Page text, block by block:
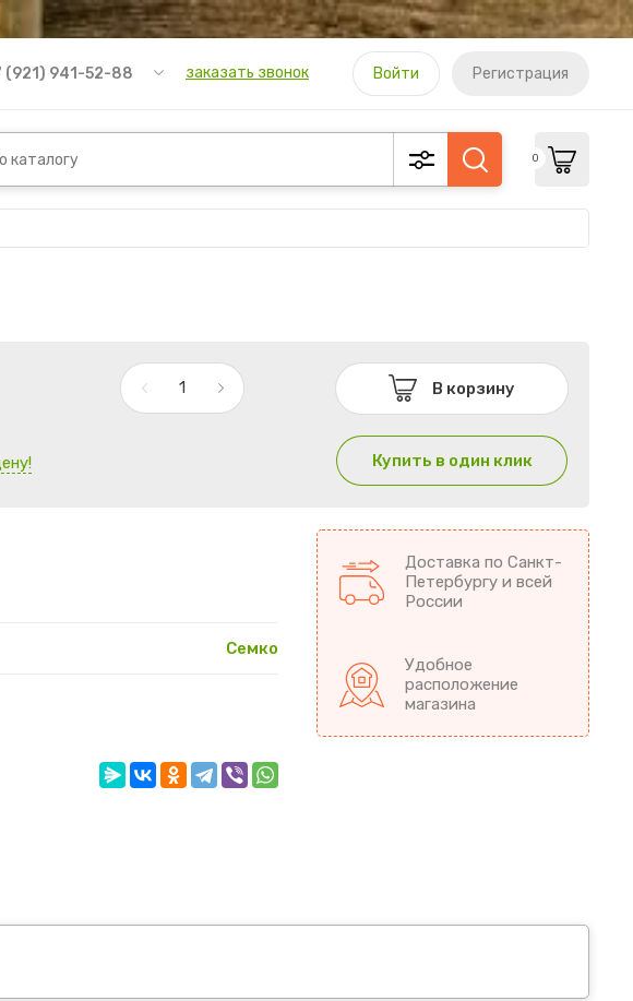
(921) 941-52-88 заказать звонок Войти Регистрация
0
В корзину
Купить в один клик
Семко
Доставка по Санкт-
Петербургу и всей
России
Удобное
расположение
магазина